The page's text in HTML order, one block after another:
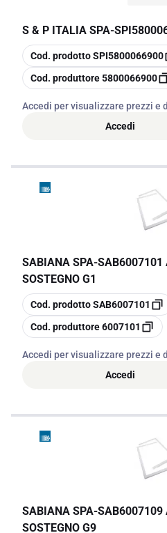
S & P ITALIA SPA-
copia
Cod. prodottoSPI5800066900
copia
Cod. produttore5800066900
Accedi per visualizzare prezzi e
Accedi
SABIANA SPA-SAB6007101
SOSTEGNO G1
copia
Cod. prodottoSAB6007101
copia
Cod. produttore6007101
Accedi per visualizzare prezzi e
Accedi
SABIANA SPA-SAB6007109
SOSTEGNO G9